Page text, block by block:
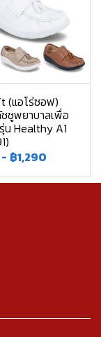
(แอโร่ซอฟ)
ชูพยาบาลเพื่อ
Healthy A1
- ฿1,290